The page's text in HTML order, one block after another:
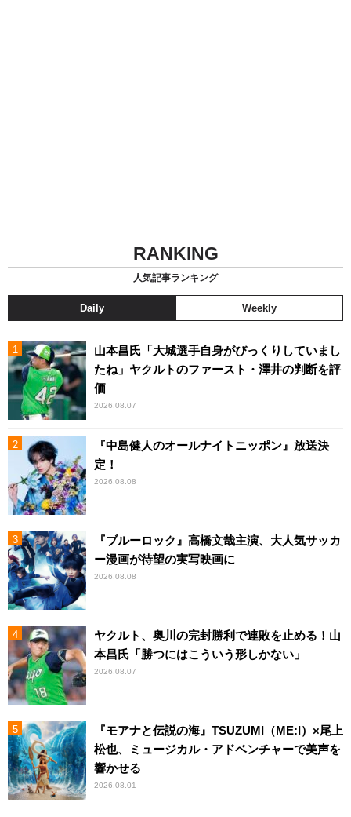
RANKING
人気記事ランキング
Daily Weekly
山本昌氏「大城選手自身がびっくりしていまし
たね」ヤクルトのファースト・澤井の判断を評
価
2026.08.07
『中島健人のオールナイトニッポン』放送決
定！
2026.08.08
『ブルーロック』高橋文哉主演、大人気サッカ
ー漫画が待望の実写映画に
2026.08.08
ヤクルト、奥川の完封勝利で連敗を止める！山
本昌氏「勝つにはこういう形しかない」
2026.08.07
『モアナと伝説の海』TSUZUMI（ME:I）×尾上
松也、ミュージカル・アドベンチャーで美声を
響かせる
2026.08.01